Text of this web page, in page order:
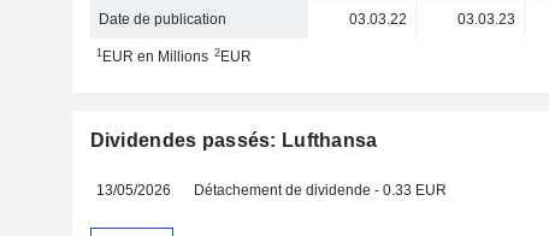
Date de publication 03.03.22 03.03.23
1EUR en Millions 2EUR
Dividendes passés: Lufthansa
13/05/2026 Détachement de dividende - 0.33 EUR